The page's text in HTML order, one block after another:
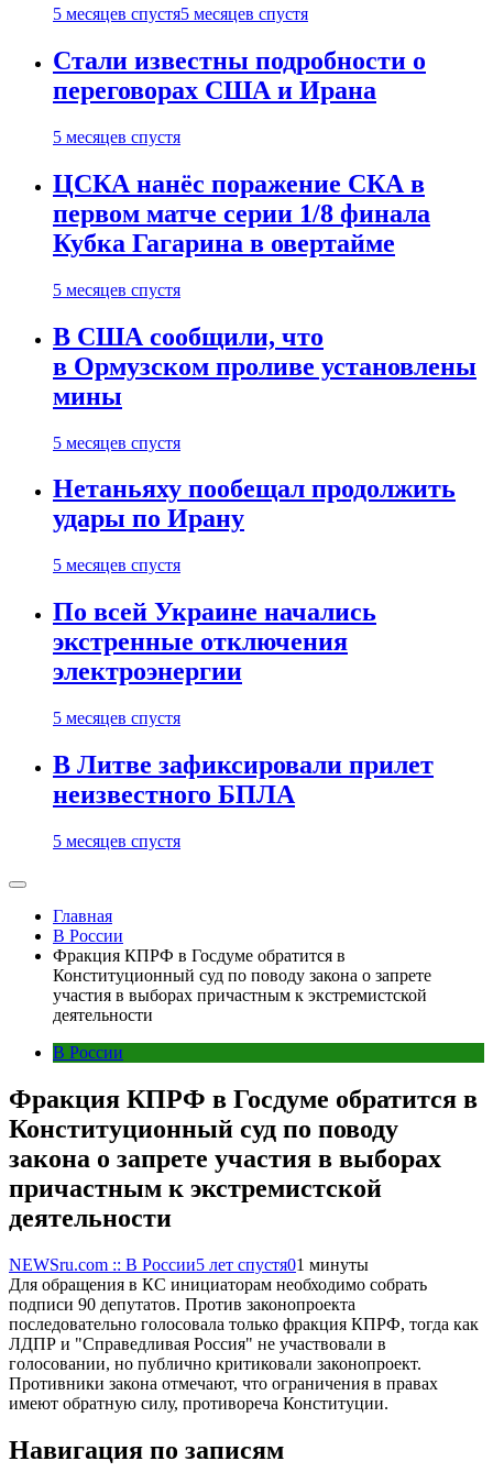
5 месяцев спустя5 месяцев спустя
Стали известны подробности о
переговорах США и Ирана
5 месяцев спустя
ЦСКА нанёс поражение СКА в
первом матче серии 1/8 финала
Кубка Гагарина в овертайме
5 месяцев спустя
В США сообщили, что
в Ормузском проливе установлены
мины
5 месяцев спустя
Нетаньяху пообещал продолжить
удары по Ирану
5 месяцев спустя
По всей Украине начались
экстренные отключения
электроэнергии
5 месяцев спустя
В Литве зафиксировали прилет
неизвестного БПЛА
5 месяцев спустя
Главная
В России
Фракция КПРФ в Госдуме обратится в
Конституционный суд по поводу закона о запрете
участия в выборах причастным к экстремистской
деятельности
В России
Фракция КПРФ в Госдуме обратится в
Конституционный суд по поводу
закона о запрете участия в выборах
причастным к экстремистской
деятельности
NEWSru.com :: В России5 лет спустя01 минуты
Для обращения в КС инициаторам необходимо собрать
подписи 90 депутатов. Против законопроекта
последовательно голосовала только фракция КПРФ, тогда как
ЛДПР и "Справедливая Россия" не участвовали в
голосовании, но публично критиковали законопроект.
Противники закона отмечают, что ограничения в правах
имеют обратную силу, противореча Конституции.
Навигация по записям